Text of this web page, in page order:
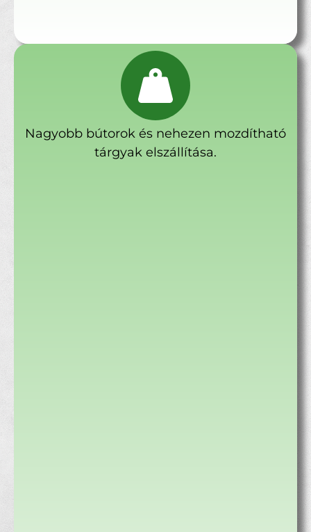
Nagyobb bútorok és nehezen mozdítható
tárgyak elszállítása.